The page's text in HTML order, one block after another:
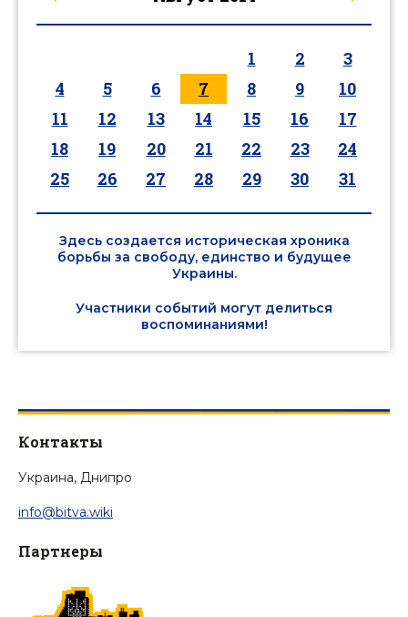
1 2
3
4
5 6 7 8 9
10
11
12 13 14 15 16
17
18
19 20 21 22 23
24
25
26 27 28 29 30 31
Здесь создается историческая хроника
борьбы за свободу, единство и будущее
Украины.
Участники событий могут делиться
воспоминаниями!
Контакты
Украина, Днипро
info@bitva.wiki
Партнеры